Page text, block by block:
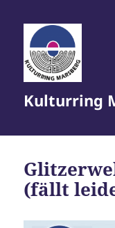
Kulturring
(fällt